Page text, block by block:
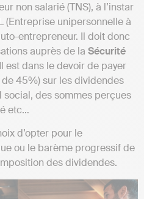
non salarié (TNS), à l’instar
(Entreprise unipersonnelle à
entrepreneur. Il doit donc
auprès de la Sécurité
est dans le devoir de payer
45%) sur les dividendes
des sommes perçues
etc…
d’opter pour le
ou le barème progressif de
des dividendes.